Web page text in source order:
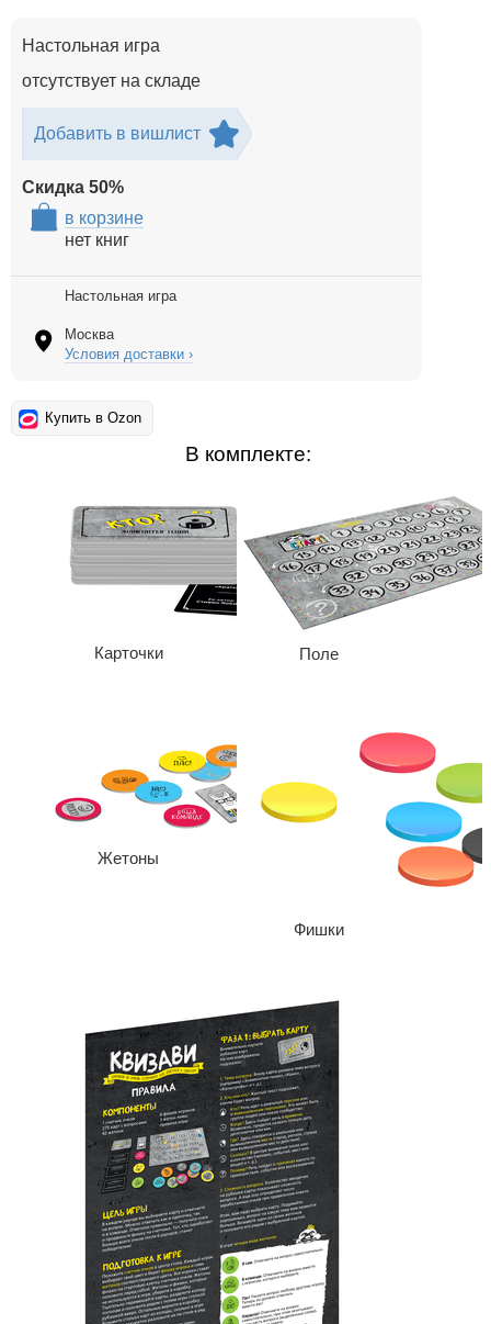
Настольная игра
отсутствует на складе
Добавить в вишлист
Скидка 50%
в корзине
нет книг
Настольная игра
Москва
Условия доставки ›
Купить в Ozon
В комплекте:
Карточки Поле
Жетоны
Фишки